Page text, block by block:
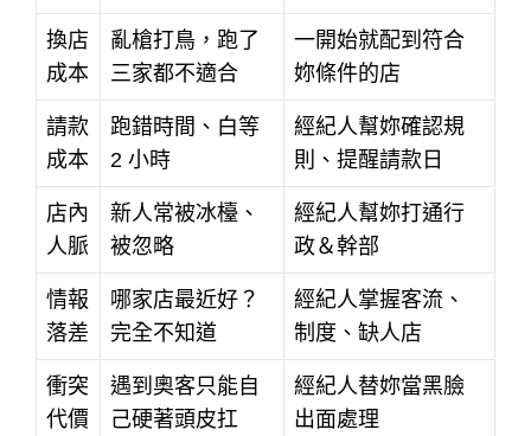
換店
成本
亂槍打鳥，跑了
三家都不適合
一開始就配到符合
妳條件的店
請款
成本
跑錯時間、白等
2 小時
經紀人幫妳確認規
則、提醒請款日
店內
人脈
新人常被冰檯、
被忽略
經紀人幫妳打通行
政＆幹部
情報
落差
哪家店最近好？
完全不知道
經紀人掌握客流、
制度、缺人店
衝突
代價
遇到奧客只能自
己硬著頭皮扛
經紀人替妳當黑臉
出面處理